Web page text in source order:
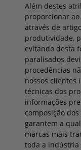
Além destes
proporcionar
através de
produtividade,
evitando desta
paralisados
procedências
nossos clientes
técnicas dos
informações
composição
garantem a
marcas mais
toda a